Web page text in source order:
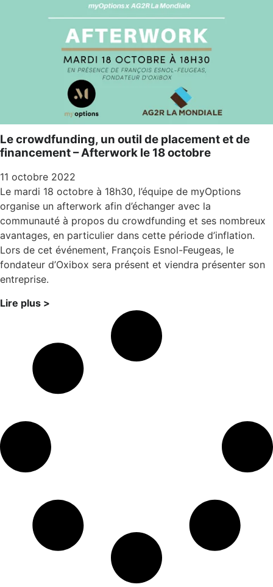
Le crowdfunding, un outil de placement et de
financement – Afterwork le 18 octobre
11 octobre 2022
Le mardi 18 octobre à 18h30, l’équipe de myOptions
organise un afterwork afin d’échanger avec la
communauté à propos du crowdfunding et ses nombreux
avantages, en particulier dans cette période d’inflation.
Lors de cet événement, François Esnol-Feugeas, le
fondateur d’Oxibox sera présent et viendra présenter son
entreprise.
Lire plus >